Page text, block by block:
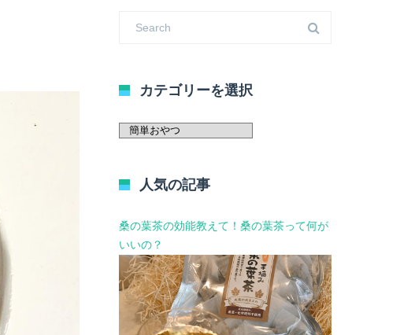
カテゴリーを選択
ー
選
択
人気の記事
桑の葉茶の効能教えて！桑の葉茶って何が
いいの？